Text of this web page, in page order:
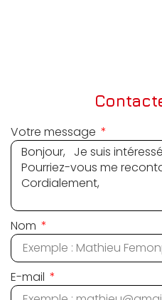
Votre message
Nom
E-mail